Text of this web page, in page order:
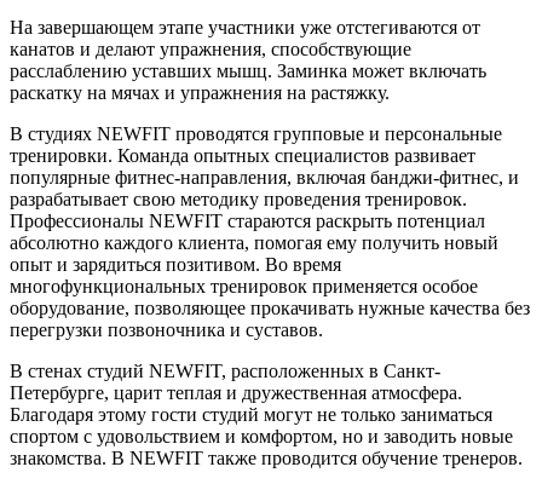
На завершающем этапе участники уже отстегиваются от
канатов и делают упражнения, способствующие
расслаблению уставших мышц. Заминка может включать
раскатку на мячах и упражнения на растяжку.
В студиях NEWFIT проводятся групповые и персональные
тренировки. Команда опытных специалистов развивает
популярные фитнес-направления, включая банджи-фитнес, и
разрабатывает свою методику проведения тренировок.
Профессионалы NEWFIT стараются раскрыть потенциал
абсолютно каждого клиента, помогая ему получить новый
опыт и зарядиться позитивом. Во время
многофункциональных тренировок применяется особое
оборудование, позволяющее прокачивать нужные качества без
перегрузки позвоночника и суставов.
В стенах студий NEWFIT, расположенных в Санкт-
Петербурге, царит теплая и дружественная атмосфера.
Благодаря этому гости студий могут не только заниматься
спортом с удовольствием и комфортом, но и заводить новые
знакомства. В NEWFIT также проводится обучение тренеров.